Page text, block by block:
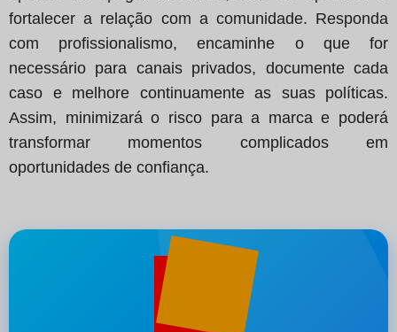
fortalecer a relação com a comunidade. Responda
com profissionalismo, encaminhe o que for
necessário para canais privados, documente cada
caso e melhore continuamente as suas políticas.
Assim, minimizará o risco para a marca e poderá
transformar momentos complicados em
oportunidades de confiança.